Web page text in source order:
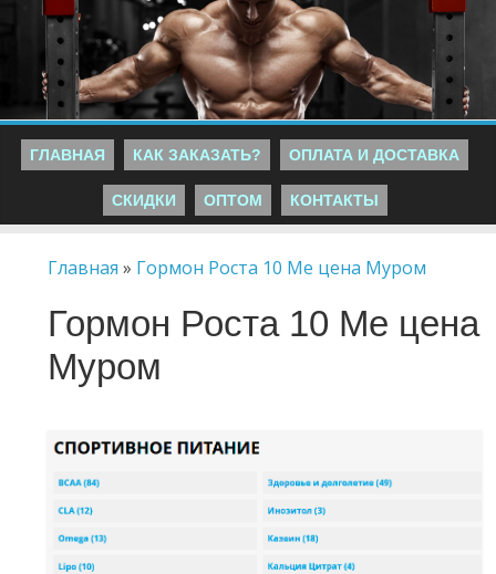
ГЛАВНАЯ КАК ЗАКАЗАТЬ? ОПЛАТА И ДОСТАВКА
СКИДКИ ОПТОМ КОНТАКТЫ
Главная » Гормон Роста 10 Me цена Муром
Гормон Роста 10 Me цена
Муром